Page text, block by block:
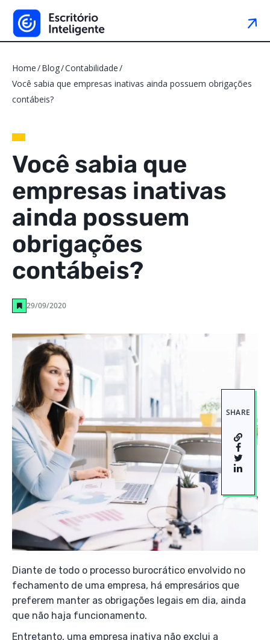
Home Blog Contabilidade
Você sabia que empresas inativas ainda possuem obrigações
contábeis?
Você sabia que
empresas inativas
ainda possuem
obrigações
contábeis?
29/09/2020
SHARE
Diante de todo o processo burocrático envolvido no
fechamento de uma empresa, há empresários que
preferem manter as obrigações legais em dia, ainda
que não haja funcionamento.
Entretanto, uma empresa inativa não exclui a